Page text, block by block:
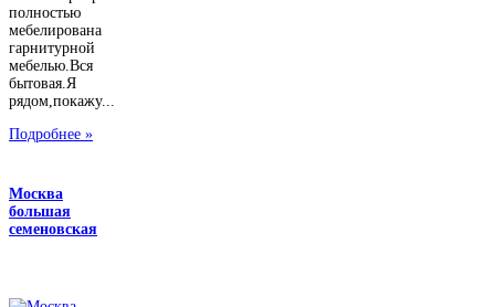
полностью
мебелирована
гарнитурной
мебелью.Вся
бытовая.Я
рядом,покажу...
Подробнее »
Москва
большая
семеновская